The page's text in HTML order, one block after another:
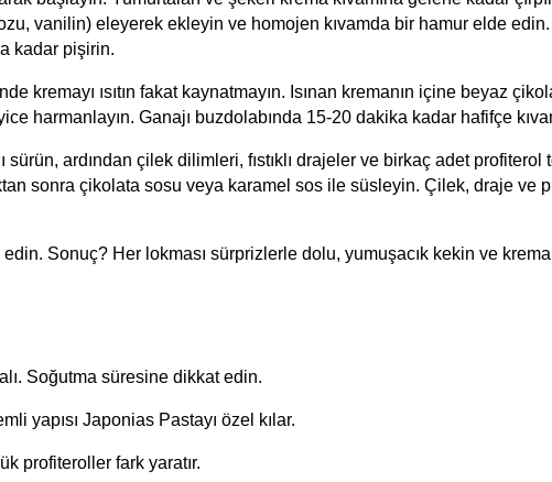
vanilin) eleyerek ekleyin ve homojen kıvamda bir hamur elde edin.
kadar pişirin.
kremayı ısıtın fakat kaynatmayın. Isınan kremanın içine beyaz
harmanlayın. Ganajı buzdolabında 15-20 dakika kadar hafifçe
ardından çilek dilimleri, fıstıklı drajeler ve birkaç adet
sonra çikolata sosu veya karamel sos ile süsleyin. Çilek, draje ve
Soğutma süresine dikkat edin.
yapısı Japonias Pastayı özel kılar.
profiteroller fark yaratır.